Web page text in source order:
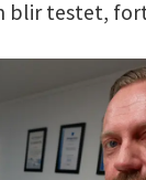
blir testet,